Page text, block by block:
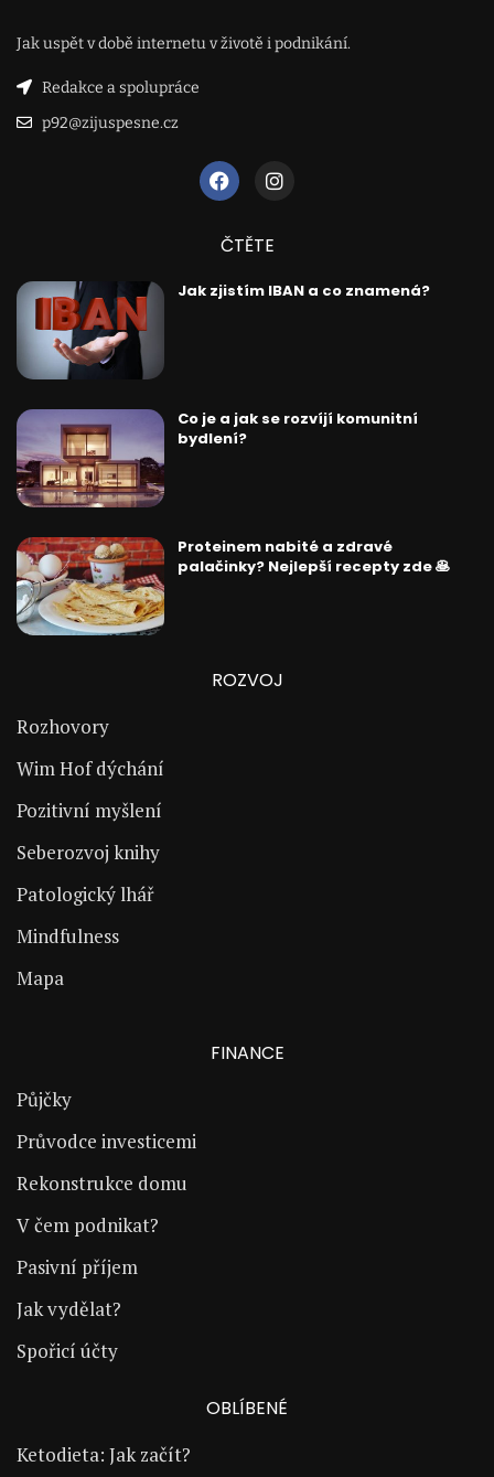
Jak uspět v době internetu v životě i podnikání.
Redakce a spolupráce
p92@zijuspesne.cz
ČTĚTE
Jak zjistím IBAN a co znamená?
Co je a jak se rozvíjí komunitní
bydlení?
Proteinem nabité a zdravé
palačinky? Nejlepší recepty zde 🥞
ROZVOJ
Rozhovory
Wim Hof dýchání
Pozitivní myšlení
Seberozvoj knihy
Patologický lhář
Mindfulness
Mapa
FINANCE
Půjčky
Průvodce investicemi
Rekonstrukce domu
V čem podnikat?
Pasivní příjem
Jak vydělat?
Spořicí účty
OBLÍBENÉ
Ketodieta: Jak začít?